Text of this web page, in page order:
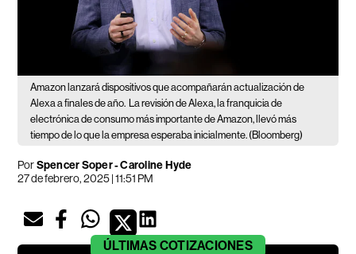
Amazon lanzará dispositivos que acompañarán actualización de
Alexa a finales de año.
La revisión de Alexa, la franquicia de
electrónica de consumo más importante de Amazon, llevó más
tiempo de lo que la empresa esperaba inicialmente. (Bloomberg)
PorSpencer Soper - Caroline Hyde
27 de febrero, 2025 | 11:51 PM
ÚLTIMAS COTIZACIONES